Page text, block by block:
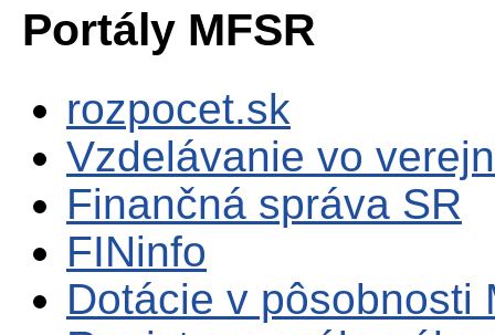
Portály MFSR
rozpocet.sk
Vzdelávanie vo
Finančná správa SR
FINinfo
Dotácie v pôsobnosti